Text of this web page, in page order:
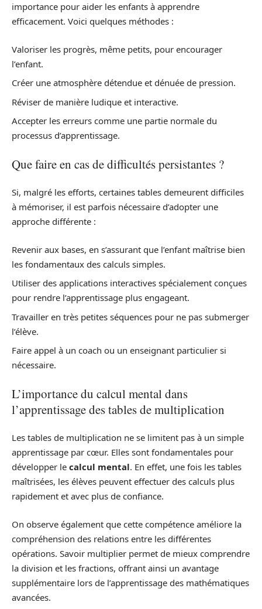
importance pour aider les enfants à apprendre
efficacement. Voici quelques méthodes :
Valoriser les progrès, même petits, pour encourager
l’enfant.
Créer une atmosphère détendue et dénuée de pression.
Réviser de manière ludique et interactive.
Accepter les erreurs comme une partie normale du
processus d’apprentissage.
Que faire en cas de difficultés persistantes ?
Si, malgré les efforts, certaines tables demeurent difficiles
à mémoriser, il est parfois nécessaire d’adopter une
approche différente :
Revenir aux bases, en s’assurant que l’enfant maîtrise bien
les fondamentaux des calculs simples.
Utiliser des applications interactives spécialement conçues
pour rendre l’apprentissage plus engageant.
Travailler en très petites séquences pour ne pas submerger
l’élève.
Faire appel à un coach ou un enseignant particulier si
nécessaire.
L’importance du calcul mental dans
l’apprentissage des tables de multiplication
Les tables de multiplication ne se limitent pas à un simple
apprentissage par cœur. Elles sont fondamentales pour
développer le calcul mental. En effet, une fois les tables
maîtrisées, les élèves peuvent effectuer des calculs plus
rapidement et avec plus de confiance.
On observe également que cette compétence améliore la
compréhension des relations entre les différentes
opérations. Savoir multiplier permet de mieux comprendre
la division et les fractions, offrant ainsi un avantage
supplémentaire lors de l’apprentissage des mathématiques
avancées.